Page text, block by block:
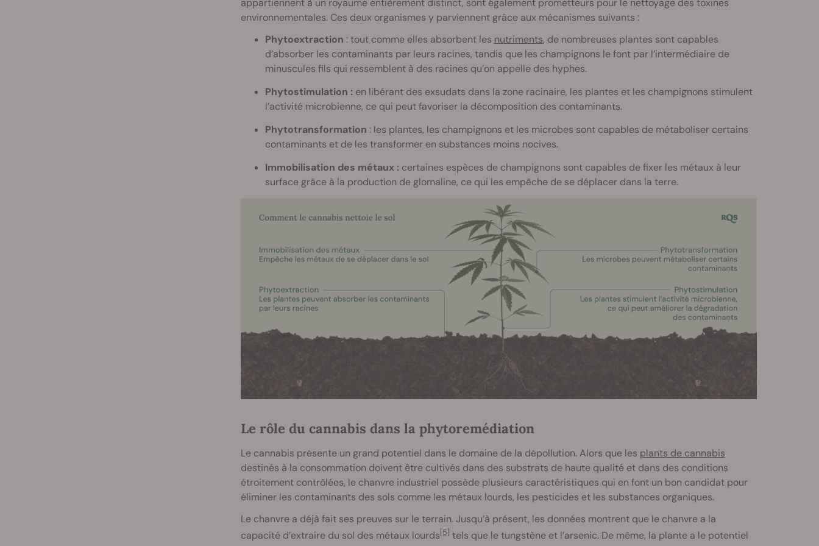
appartiennent à un royaume entièrement distinct, sont également prometteurs pour le nettoyage des toxines
environnementales. Ces deux organismes y parviennent grâce aux mécanismes suivants :
Phytoextraction : tout comme elles absorbent les nutriments, de nombreuses plantes sont capables
d’absorber les contaminants par leurs racines, tandis que les champignons le font par l’intermédiaire de
minuscules fils qui ressemblent à des racines qu’on appelle des hyphes.
Phytostimulation : en libérant des exsudats dans la zone racinaire, les plantes et les champignons stimulent
l’activité microbienne, ce qui peut favoriser la décomposition des contaminants.
Phytotransformation : les plantes, les champignons et les microbes sont capables de métaboliser certains
contaminants et de les transformer en substances moins nocives.
Immobilisation des métaux : certaines espèces de champignons sont capables de fixer les métaux à leur
surface grâce à la production de glomaline, ce qui les empêche de se déplacer dans la terre.
Le rôle du cannabis dans la phytoremédiation
Le cannabis présente un grand potentiel dans le domaine de la dépollution. Alors que les plants de cannabis
destinés à la consommation doivent être cultivés dans des substrats de haute qualité et dans des conditions
étroitement contrôlées, le chanvre industriel possède plusieurs caractéristiques qui en font un bon candidat pour
éliminer les contaminants des sols comme les métaux lourds, les pesticides et les substances organiques.
Le chanvre a déjà fait ses preuves sur le terrain. Jusqu’à présent, les données montrent que le chanvre a la
capacité d’extraire du sol des métaux lourds[5] tels que le tungstène et l’arsenic. De même, la plante a le potentiel